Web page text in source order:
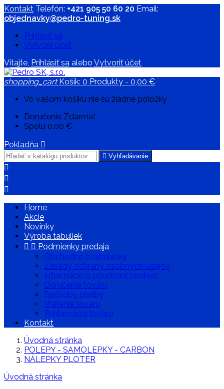
Kontakt Telefón: +421 905 50 60 20 Email:
objednavky@pedro-tuning.sk
Prihlásiť sa
Vytvoriť účet
Vitajte, Prihlásiť sa alebo Vytvoriť účet
shopping_cart Košík: 0 Produkty - 0,00 €
Vo vašom košíku nie sú žiadne položky
Doručenie Zdarma!
Spolu 0,00 €
Pokladňa 
 Vyhľadávanie



Home
Akcie
Novinky
Výroba tabuliek
  Podmienky predaja
Obchodné podmienky
Zásady ochrany osobných údajov
Informácie o používaní cookies
Doručenie tovaru
Spôsoby platby
Vrátenie tovaru
Reklamácia tovaru
Kontakt
Úvodná stránka
POLEPY - SAMOLEPKY - CARBON
NÁLEPKY PLOTER
Úvodná stránka